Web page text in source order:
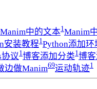
Manim中的文本1Manim
安装教程1Python添加环
议 1博客添加分类1博
边做Manim69运动轨迹1